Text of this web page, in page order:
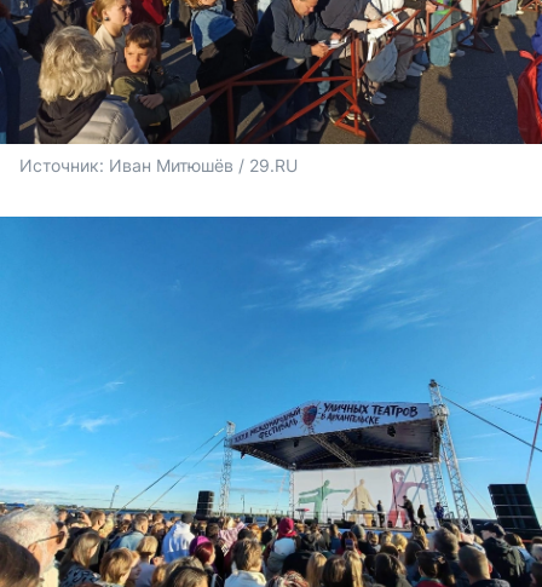
Источник: Иван Митюшёв / 29.RU